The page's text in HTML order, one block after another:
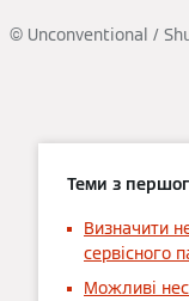
© Unconventional /
Теми з
Визначити
сервісного
Можливі